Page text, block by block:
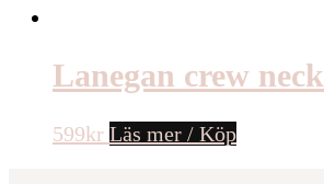
Lanegan crew neck
599kr Läs mer / Köp